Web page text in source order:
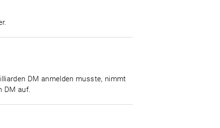
DM anmelden musste, nimmt
DM auf.